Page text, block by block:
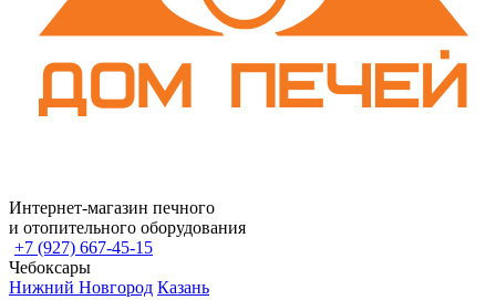
Интернет-магазин печного
и отопительного оборудования
+7 (927) 667-45-15
Чебоксары
Нижний Новгород Казань